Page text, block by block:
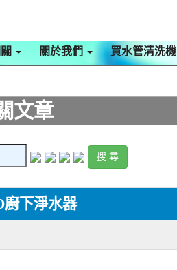
關於我們 買水管清洗機
文章
廚下淨水器